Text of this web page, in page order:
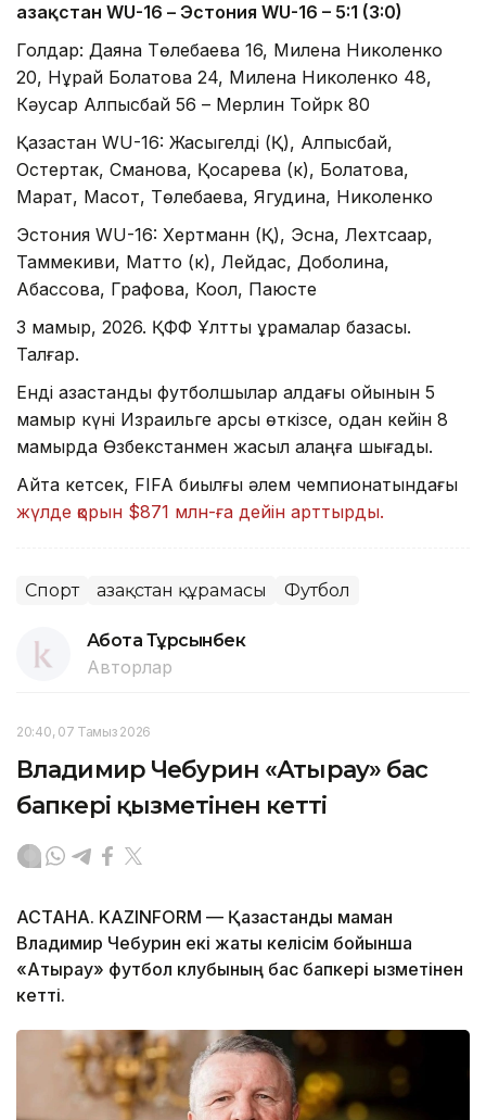
Қазақстан WU-16 – Эстония WU-16 – 5:1 (3:0)
Голдар: Даяна Төлебаева 16, Милена Николенко
20, Нұрай Болатова 24, Милена Николенко 48,
Кәусар Алпысбай 56 – Мерлин Тойрк 80
Қазақстан WU-16: Жақсыгелді (Қ), Алпысбай,
Остертак, Сманова, Қосарева (к), Болатова,
Марат, Мақсот, Төлебаева, Ягудина, Николенко
Эстония WU-16: Хертманн (Қ), Эсна, Лехтсаар,
Таммекиви, Матто (к), Лейдас, Доболина,
Абассова, Графова, Коол, Паюсте
3 мамыр, 2026. ҚФФ Ұлттық құрамалар базасы.
Талғар.
Енді қазақстандық футболшылар алдағы ойынын 5
мамыр күні Израильге қарсы өткізсе, одан кейін 8
мамырда Өзбекстанмен жасыл алаңға шығады.
Айта кетсек, FIFA биылғы әлем чемпионатындағы
жүлде қорын $871 млн-ға дейін арттырды.
Спорт Қазақстан құрамасы Футбол
Ақбота Тұрсынбек
Авторлар
20:40, 07 Тамыз 2026
Владимир Чебурин «Атырау» бас
бапкері қызметінен кетті
АСТАНА. KAZINFORM — Қазақстандық маман
Владимир Чебурин екі жақты келісім бойынша
«Атырау» футбол клубының бас бапкері қызметінен
кетті.